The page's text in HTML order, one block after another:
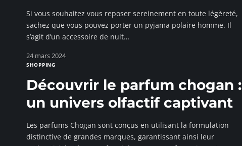
Si vous souhaitez vous reposer sereinement en toute légèreté,
sachez que vous pouvez porter un pyjama polaire homme. Il
s’agit d’un accessoire de nuit…
24 mars 2024
SHOPPING
Découvrir le parfum chogan :
un univers olfactif captivant
Les parfums Chogan sont conçus en utilisant la formulation
distinctive de grandes marques, garantissant ainsi leur